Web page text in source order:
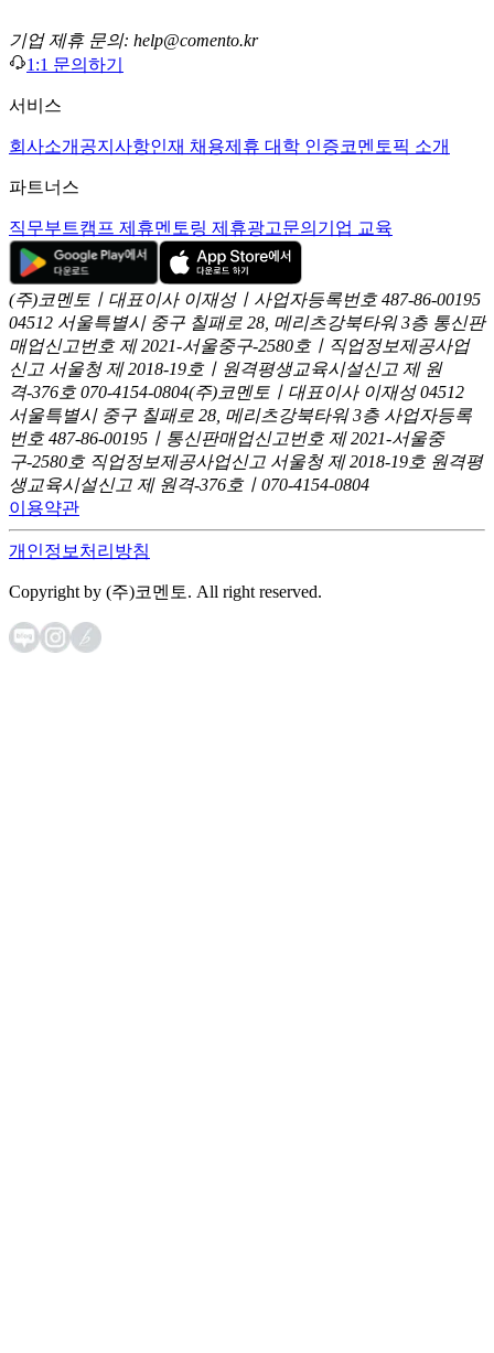
기업 제휴 문의: help@comento.kr
1:1 문의하기
서비스
회사소개 공지사항인재 채용제휴 대학 인증코멘토픽 소개
파트너스
직무부트캠프 제휴멘토링 제휴광고문의 기업 교육
(주)코멘토ㅣ대표이사 이재성ㅣ사업자등록번호 487-86-00195
04512 서울특별시 중구 칠패로 28, 메리츠강북타워 3층 통신판
매업신고번호 제 2021-서울중구-2580호ㅣ직업정보제공사업
신고 서울청 제 2018-19호ㅣ원격평생교육시설신고 제 원
격-376호 070-4154-0804(주)코멘토ㅣ대표이사 이재성 04512
서울특별시 중구 칠패로 28, 메리츠강북타워 3층 사업자등록
번호 487-86-00195ㅣ통신판매업신고번호 제 2021-서울중
구-2580호 직업정보제공사업신고 서울청 제 2018-19호 원격평
생교육시설신고 제 원격-376호ㅣ070-4154-0804
이용약관
개인정보처리방침
Copyright by (주)코멘토. All right reserved.